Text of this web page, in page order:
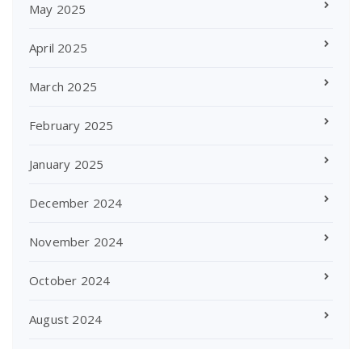
May 2025
April 2025
March 2025
February 2025
January 2025
December 2024
November 2024
October 2024
August 2024